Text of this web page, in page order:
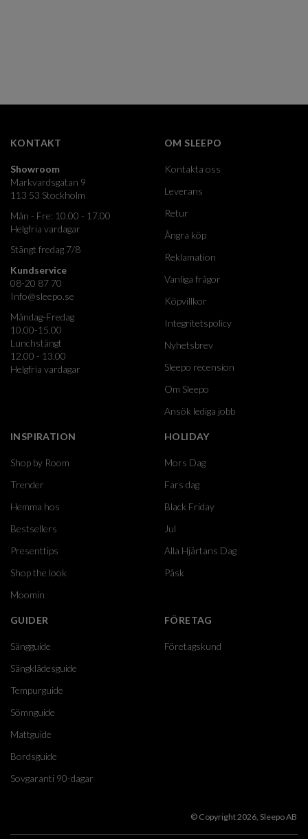
KONTAKT
Showroom
Markvardsgatan 9
113 53 Stockholm
Mån - Fre: 10.00 - 17.00
Helgfria vardagar
Stängt fredag 7/8
Kundservice
08-20 87 70
Info@sleepo.se
Måndag-Fredag
10.00-15.00
Lunchstängt
12.00 - 13.00
Helgfria vardagar
OM SLEEPO
Kontakta oss
Leverans
Retur
Ångra köp
Reklamation
Vanliga frågor
Köpvillkor
Integritetspolicy
Nyhetsbrev
Sleepo recension
Om Sleepo
Ansök lediga jobb
INSPIRATION
Shop by Room
Trender
Hemma hos
Bestsellers
Presenttips
Shop the look
Moomin
HOLIDAY
Mors Dag
Fars dag
Black Friday
Jul
Alla Hjärtans Dag
Påsk
GUIDER
Sängguide
Sängklädesguide
Tempurguide
Sömnguide
Mattguide
Bordsguide
Sovgaranti 90-dagar
FÖRETAG
Företagskund
© Copyright 2026, Sleepo AB